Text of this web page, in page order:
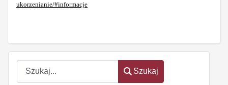
Szukaj
Szukaj
ukorzenianie/#informacje